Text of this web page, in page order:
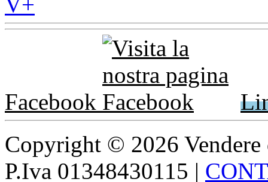
Facebook
Copyright © 2026
P.Iva 01348430115 |